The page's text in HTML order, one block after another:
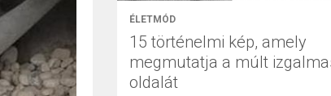
ÉLETMÓD
15 történelmi kép, amely
megmutatja a múlt
oldalát